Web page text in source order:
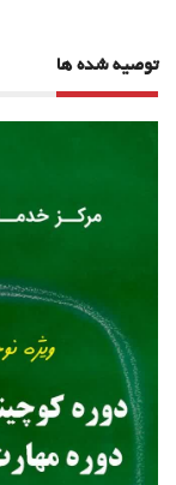
توصیه شده ها